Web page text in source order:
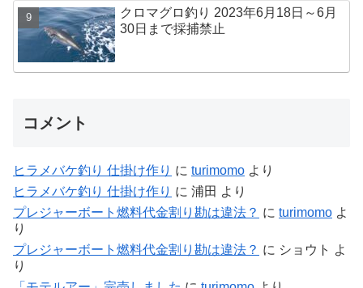
クロマグロ釣り 2023年6月18日～6月
30日まで採捕禁止
コメント
ヒラメバケ釣り 仕掛け作り に turimomo より
ヒラメバケ釣り 仕掛け作り に 浦田 より
プレジャーボート燃料代金割り勘は違法？ に turimomo よ
り
プレジャーボート燃料代金割り勘は違法？ に ショウト よ
り